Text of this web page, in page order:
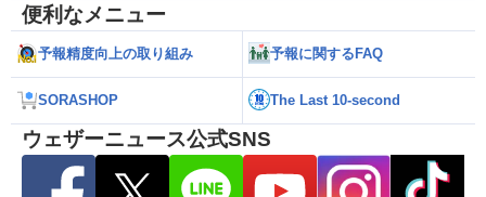
便利なメニュー
予報精度向上の取り組み 予報に関するFAQ
SORASHOP The Last 10-second
ウェザーニュース公式SNS